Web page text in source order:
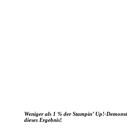
Weniger als 1 % der Stampin’ Up!-
dieses Ergebnis!